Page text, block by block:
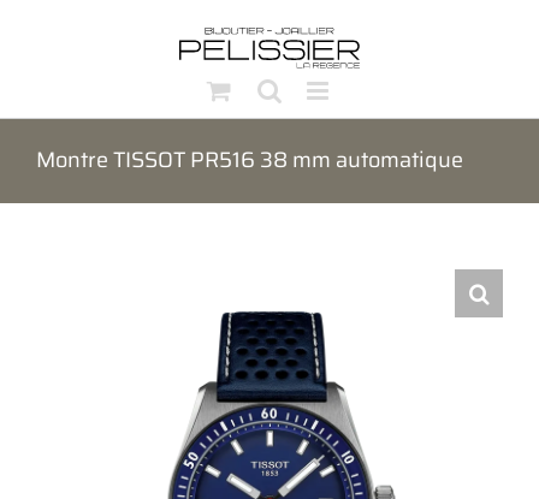
Montre TISSOT PR516 38 mm automatique